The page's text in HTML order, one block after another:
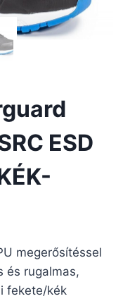
ESD
megerősítéssel
és rugalmas,
fekete/kék